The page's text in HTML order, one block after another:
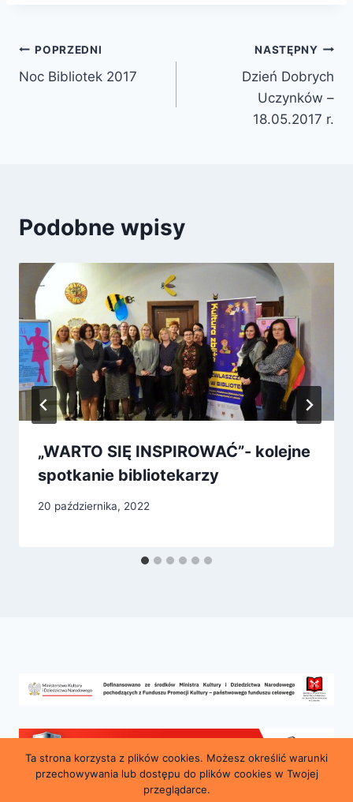
Nawigacja
wpisu
POPRZEDNI
Noc Bibliotek 2017
NASTĘPNY
Dzień Dobrych
Uczynków –
18.05.2017 r.
Podobne wpisy
„WARTO SIĘ INSPIROWAĆ”- kolejne
spotkanie bibliotekarzy
20 października, 2022
Ta strona korzysta z plików cookies. Możesz określić warunki
przechowywania lub dostępu do plików cookies w Twojej
przeglądarce.